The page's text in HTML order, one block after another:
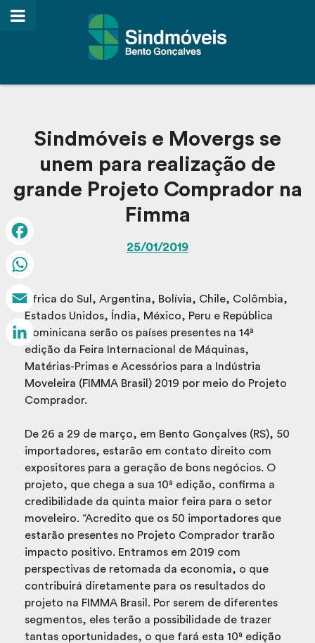
Sindmóveis e Movergs se
unem para realização de
grande Projeto Comprador na
Fimma
25/01/2019
África do Sul, Argentina, Bolívia, Chile, Colômbia,
Estados Unidos, Índia, México, Peru e República
Dominicana serão os países presentes na 14ª
edição da Feira Internacional de Máquinas,
Matérias-Primas e Acessórios para a Indústria
Moveleira (FIMMA Brasil) 2019 por meio do Projeto
Comprador.
De 26 a 29 de março, em Bento Gonçalves (RS), 50
importadores, estarão em contato direito com
expositores para a geração de bons negócios. O
projeto, que chega a sua 10ª edição, confirma a
credibilidade da quinta maior feira para o setor
moveleiro. “Acredito que os 50 importadores que
estarão presentes no Projeto Comprador trarão
impacto positivo. Entramos em 2019 com
perspectivas de retomada da economia, o que
contribuirá diretamente para os resultados do
projeto na FIMMA Brasil. Por serem de diferentes
segmentos, eles terão a possibilidade de trazer
tantas oportunidades, o que fará esta 10ª edição
Facebook
Email
LinkedIn